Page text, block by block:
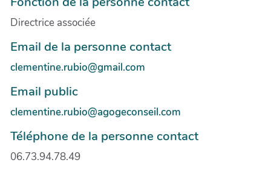
Directrice associée
Email de la personne contact
clementine.rubio@gmail.com
Email public
clementine.rubio@agogeconseil.com
Téléphone de la personne contact
06.73.94.78.49